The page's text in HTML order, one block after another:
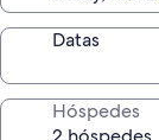
Datas
Hóspedes